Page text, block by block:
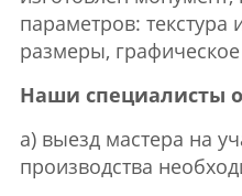
параметров: текстура
размеры,
Наши специалисты
а) выезд мастера на
производства